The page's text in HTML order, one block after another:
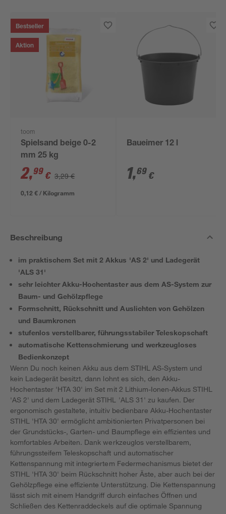
Bestseller
Aktion
toom
Spielsand beige 0-2
mm 25 kg
2,99 € 3,29 €
0,12 € / Kilogramm
Baueimer 12 l
1,69 €
Beschreibung
im praktischem Set mit 2 Akkus 'AS 2' und Ladegerät
'ALS 31'
sehr leichter Akku-Hochentaster aus dem AS-System zur
Baum- und Gehölzpflege
Formschnitt, Rückschnitt und Auslichten von Gehölzen
und Baumkronen
stufenlos verstellbarer, führungsstabiler Teleskopschaft
automatische Kettenschmierung und werkzeugloses
Bedienkonzept
Wenn Du noch keinen Akku aus dem STIHL AS-System und
kein Ladegerät besitzt, dann lohnt es sich, den Akku-
Hochentaster 'HTA 30' im Set mit 2 Lithium-Ionen-Akkus STIHL
'AS 2' und dem Ladegerät STIHL 'ALS 31' zu kaufen. Der
ergonomisch gestaltete, intuitiv bedienbare Akku-Hochentaster
STIHL 'HTA 30' ermöglicht ambitionierten Privatpersonen bei
der Grundstücks-, Garten- und Baumpflege ein effizientes und
komfortables Arbeiten. Dank werkzeuglos verstellbarem,
führungssteifem Teleskopschaft und automatischer
Kettenspannung mit integriertem Federmechanismus bietet der
STIHL 'HTA 30' beim Rückschnitt hoher Äste, aber auch bei der
Gehölzpflege eine effiziente Unterstützung. Die Kettenspannung
lässt sich mit einem Handgriff durch einfaches Öffnen und
Schließen des Kettenraddeckels auf die optimale Spannung